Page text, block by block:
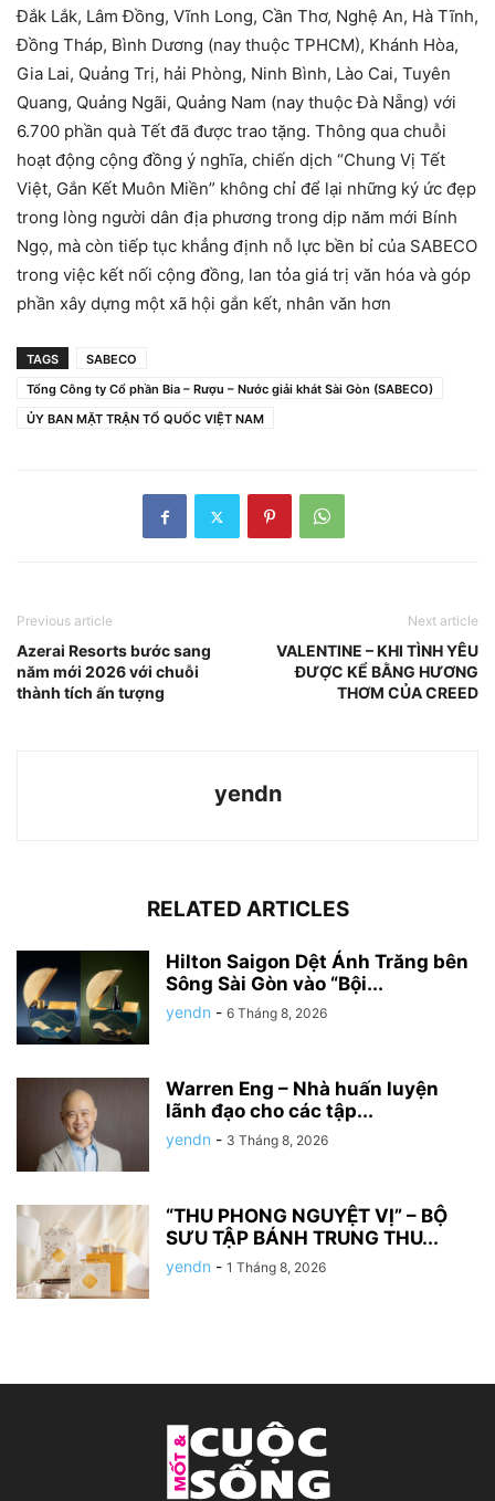
Đắk Lắk, Lâm Đồng, Vĩnh Long, Cần Thơ, Nghệ An, Hà Tĩnh,
Đồng Tháp, Bình Dương (nay thuộc TPHCM), Khánh Hòa,
Gia Lai, Quảng Trị, hải Phòng, Ninh Bình, Lào Cai, Tuyên
Quang, Quảng Ngãi, Quảng Nam (nay thuộc Đà Nẵng) với
6.700 phần quà Tết đã được trao tặng. Thông qua chuỗi
hoạt động cộng đồng ý nghĩa, chiến dịch “Chung Vị Tết
Việt, Gắn Kết Muôn Miền” không chỉ để lại những ký ức đẹp
trong lòng người dân địa phương trong dịp năm mới Bính
Ngọ, mà còn tiếp tục khẳng định nỗ lực bền bỉ của SABECO
trong việc kết nối cộng đồng, lan tỏa giá trị văn hóa và góp
phần xây dựng một xã hội gắn kết, nhân văn hơn
TAGS
SABECO
Tổng Công ty Cổ phần Bia – Rượu – Nước giải khát Sài Gòn (SABECO)
ỦY BAN MẶT TRẬN TỔ QUỐC VIỆT NAM
Previous article
Azerai Resorts bước sang
năm mới 2026 với chuỗi
thành tích ấn tượng
Next article
VALENTINE – KHI TÌNH YÊU
ĐƯỢC KỂ BẰNG HƯƠNG
THƠM CỦA CREED
yendn
RELATED ARTICLES
Hilton Saigon Dệt Ánh Trăng bên
Sông Sài Gòn vào “Bội...
yendn - 6 Tháng 8, 2026
Warren Eng – Nhà huấn luyện
lãnh đạo cho các tập...
yendn - 3 Tháng 8, 2026
“THU PHONG NGUYỆT VỊ” – BỘ
SƯU TẬP BÁNH TRUNG THU...
yendn - 1 Tháng 8, 2026